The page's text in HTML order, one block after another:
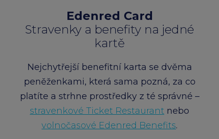
Edenred Card
Stravenky a benefity na jedné
kartě
Nejchytřejší benefitní karta se dvěma
peněženkami, která sama pozná, za co
platíte a strhne prostředky z té správné –
stravenkové Ticket Restaurant nebo
volnočasové Edenred Benefits.